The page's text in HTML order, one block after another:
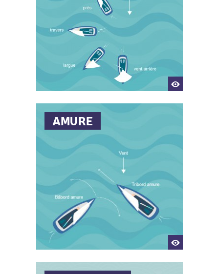
Angle d'un bateau par rapport
au vent
AMURE